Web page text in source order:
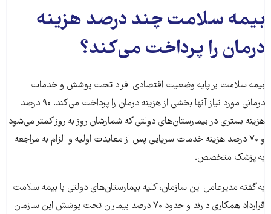
بیمه سلامت چند درصد هزینه
درمان را پرداخت می‌کند؟
بیمه سلامت بر پایه وضعیت اقتصادی افراد تحت پوشش و خدمات
درمانی مورد نیاز آنها بخشی از هزینه درمان را پرداخت می‌کند. ۹۰ درصد
هزینه بستری در بیمارستان‌های دولتی که شمارشان روز به روز کمتر می‌شود
و ۷۰ درصد هزینه خدمات سرپایی پس از معاینات اولیه و الزام به مراجعه
به پزشک متخصص.
به گفته مدیرعامل این سازمان، کلیه بیمارستان‌های دولتی با بیمه سلامت
قرارداد همکاری دارند و حدود ۷۰ درصد بیماران تحت پوشش این سازمان